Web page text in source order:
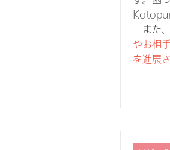
また、
やお相
を進展